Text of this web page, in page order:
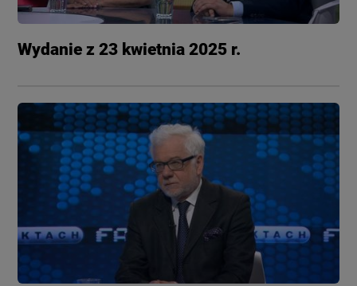
Wydanie z 23 kwietnia 2025 r.